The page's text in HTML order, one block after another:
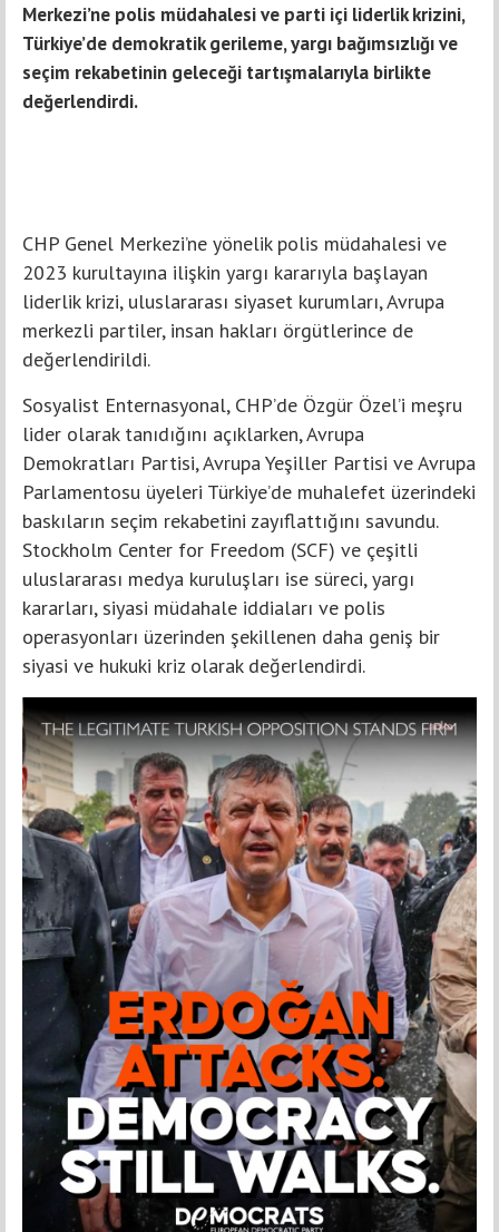
Merkezi’ne polis müdahalesi ve parti içi liderlik krizini,
Türkiye’de demokratik gerileme, yargı bağımsızlığı ve
seçim rekabetinin geleceği tartışmalarıyla birlikte
değerlendirdi.
CHP Genel Merkezi’ne yönelik polis müdahalesi ve
2023 kurultayına ilişkin yargı kararıyla başlayan
liderlik krizi, uluslararası siyaset kurumları, Avrupa
merkezli partiler, insan hakları örgütlerince de
değerlendirildi.
Sosyalist Enternasyonal, CHP’de Özgür Özel’i meşru
lider olarak tanıdığını açıklarken, Avrupa
Demokratları Partisi, Avrupa Yeşiller Partisi ve Avrupa
Parlamentosu üyeleri Türkiye’de muhalefet üzerindeki
baskıların seçim rekabetini zayıflattığını savundu.
Stockholm Center for Freedom (SCF) ve çeşitli
uluslararası medya kuruluşları ise süreci, yargı
kararları, siyasi müdahale iddiaları ve polis
operasyonları üzerinden şekillenen daha geniş bir
siyasi ve hukuki kriz olarak değerlendirdi.